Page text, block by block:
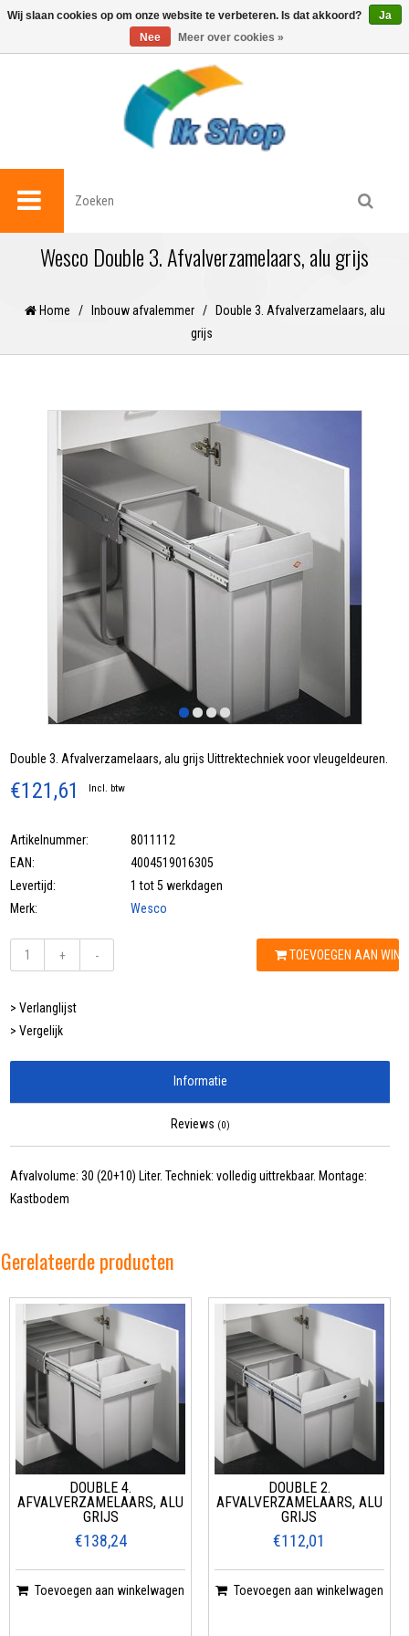
0
Wesco Double 3. Afvalverzamelaars, alu grijs
Home / Inbouw afvalemmer /
Double 3. Afvalverzamelaars, alu
grijs
Double 3. Afvalverzamelaars, alu grijs Uittrektechniek voor vleugeldeuren.
€121,61 Incl. btw
Artikelnummer:
8011112
EAN:
4004519016305
Levertijd:
1 tot 5 werkdagen
Merk:
Wesco
+ - TOEVOEGEN AAN
> Verlanglijst
> Vergelijk
Informatie
Reviews (0)
Afvalvolume: 30 (20+10) Liter. Techniek: volledig uittrekbaar. Montage:
Kastbodem
Gerelateerde producten
DOUBLE 4.
AFVALVERZAMELAARS, ALU
GRIJS
€138,24
Toevoegen aan winkelwagen
DOUBLE 2.
AFVALVERZAMELAARS, ALU
GRIJS
€112,01
Toevoegen aan winkelwagen
Wij slaan cookies op om onze website te verbeteren. Is dat akkoord?
Ja
Nee
Meer over cookies »